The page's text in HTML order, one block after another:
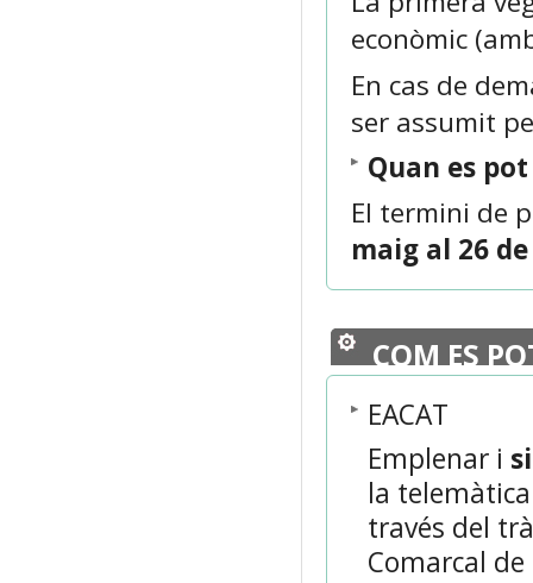
econòmic
En cas de
ser assumit
Quan es
El termini de
maig al 26
COM ES
EACAT
Emplenar i
la
través del
Comarcal